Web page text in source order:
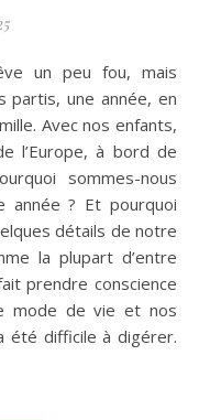
partis, une année, en
Avec nos enfants,
l’Europe, à bord de
sommes-nous
année ? Et pourquoi
détails de notre
la plupart d’entre
prendre conscience
mode de vie et nos
été difficile à digérer.